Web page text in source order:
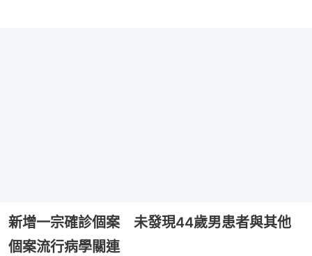
新增一宗確診個案 未發現44歲男患者與其他
個案流行病學關連